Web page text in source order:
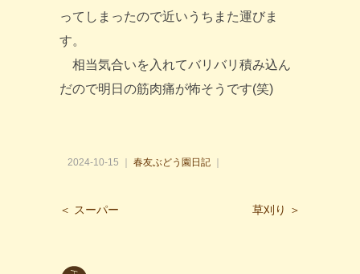
ってしまったので近いうちまた運びま
す。
相当気合いを入れてバリバリ積み込ん
だので明日の筋肉痛が怖そうです(笑)
2024-10-15 ｜ 春友ぶどう園日記 ｜
＜ スーパー 草刈り ＞